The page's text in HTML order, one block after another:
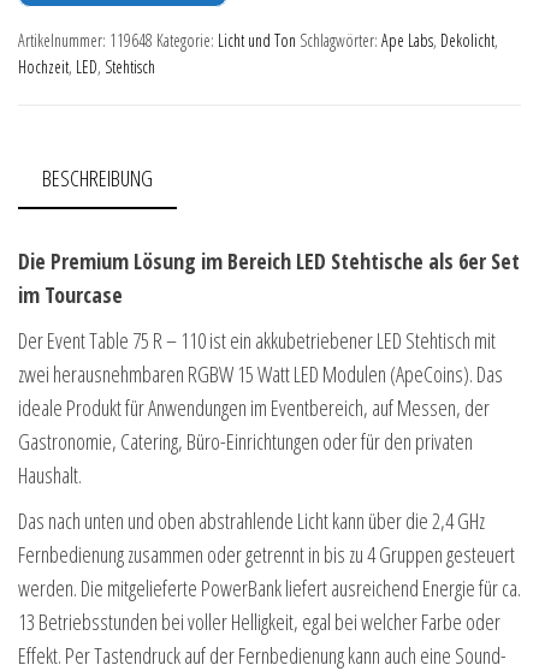
Artikelnummer: 119648 Kategorie: Licht und Ton Schlagwörter: Ape Labs, Dekolicht,
Hochzeit, LED, Stehtisch
BESCHREIBUNG
Die Premium Lösung im Bereich LED Stehtische als 6er Set
im Tourcase
Der Event Table 75 R – 110 ist ein akkubetriebener LED Stehtisch mit
zwei herausnehmbaren RGBW 15 Watt LED Modulen (ApeCoins). Das
ideale Produkt für Anwendungen im Eventbereich, auf Messen, der
Gastronomie, Catering, Büro-Einrichtungen oder für den privaten
Haushalt.
Das nach unten und oben abstrahlende Licht kann über die 2,4 GHz
Fernbedienung zusammen oder getrennt in bis zu 4 Gruppen gesteuert
werden. Die mitgelieferte PowerBank liefert ausreichend Energie für ca.
13 Betriebsstunden bei voller Helligkeit, egal bei welcher Farbe oder
Effekt. Per Tastendruck auf der Fernbedienung kann auch eine Sound-